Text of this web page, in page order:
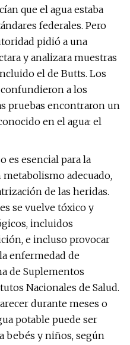
que el agua estaba
federales. Pero
pidió a una
y analizara muestras
el de Butts. Los
a los
pruebas encontraron un
en el agua: el
es esencial para la
adecuado,
de las heridas.
se vuelve tóxico y
incluidos
e incluso provocar
enfermedad de
de Suplementos
Nacionales de Salud.
durante meses o
potable puede ser
bebés y niños, según